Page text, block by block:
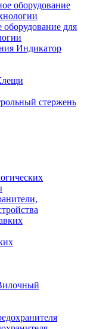
оборудование для
Индикатор
стержень